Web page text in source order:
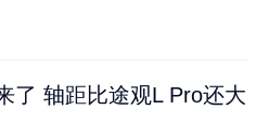
了 轴距比途观L Pro还大